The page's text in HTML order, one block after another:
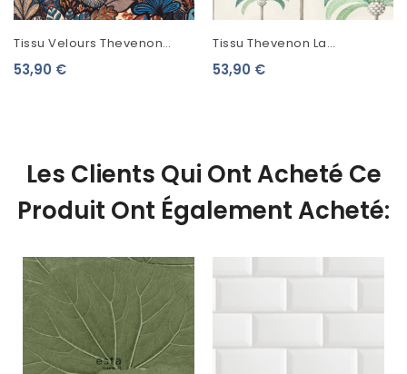
Tissu Velours Thevenon
Infabrik Josephine Orange
53,90 €
Tissu Thevenon La
Palmeraie Vert Tropical
53,90 €
Les Clients Qui Ont Acheté Ce
Produit Ont Également Acheté: